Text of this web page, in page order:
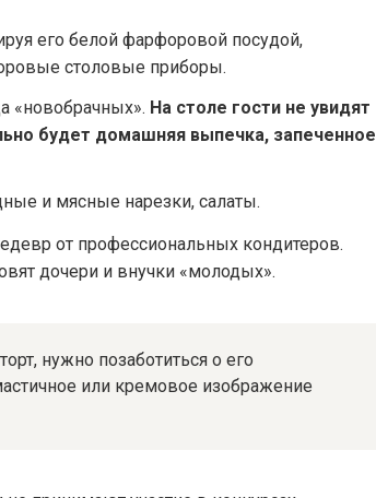
его белой фарфоровой посудой,
столовые приборы.
На столе гости не увидят
будет домашняя выпечка, запеченное
и мясные нарезки, салаты.
от профессиональных кондитеров.
дочери и внучки «молодых».
нужно позаботиться о его
или кремовое изображение